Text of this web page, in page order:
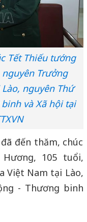
Tết Thiếu tướng
Trưởng
nguyên Thứ
và Xã hội tại
đến thăm, chúc
105 tuổi,
Việt Nam tại Lào,
- Thương binh